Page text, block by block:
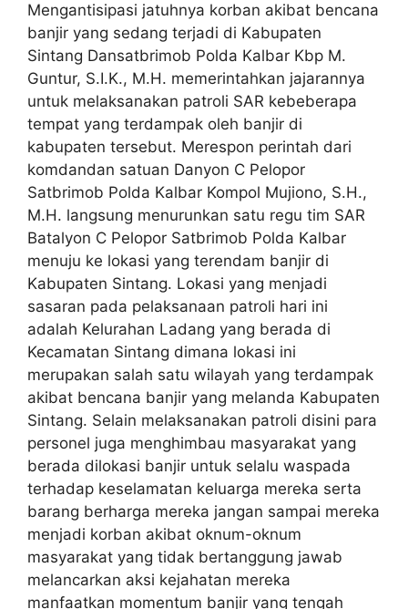
Mengantisipasi jatuhnya korban akibat bencana
banjir yang sedang terjadi di Kabupaten
Sintang Dansatbrimob Polda Kalbar Kbp M.
Guntur, S.I.K., M.H. memerintahkan jajarannya
untuk melaksanakan patroli SAR kebeberapa
tempat yang terdampak oleh banjir di
kabupaten tersebut. Merespon perintah dari
komdandan satuan Danyon C Pelopor
Satbrimob Polda Kalbar Kompol Mujiono, S.H.,
M.H. langsung menurunkan satu regu tim SAR
Batalyon C Pelopor Satbrimob Polda Kalbar
menuju ke lokasi yang terendam banjir di
Kabupaten Sintang. Lokasi yang menjadi
sasaran pada pelaksanaan patroli hari ini
adalah Kelurahan Ladang yang berada di
Kecamatan Sintang dimana lokasi ini
merupakan salah satu wilayah yang terdampak
akibat bencana banjir yang melanda Kabupaten
Sintang. Selain melaksanakan patroli disini para
personel juga menghimbau masyarakat yang
berada dilokasi banjir untuk selalu waspada
terhadap keselamatan keluarga mereka serta
barang berharga mereka jangan sampai mereka
menjadi korban akibat oknum-oknum
masyarakat yang tidak bertanggung jawab
melancarkan aksi kejahatan mereka
manfaatkan momentum banjir yang tengah